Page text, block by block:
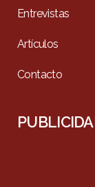
Entrevistas
Artículos
Contacto